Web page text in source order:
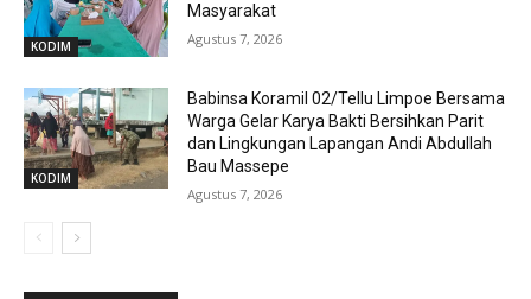
KODIM
Masyarakat
Agustus 7, 2026
KODIM
Babinsa Koramil 02/Tellu Limpoe Bersama
Warga Gelar Karya Bakti Bersihkan Parit
dan Lingkungan Lapangan Andi Abdullah
Bau Massepe
Agustus 7, 2026